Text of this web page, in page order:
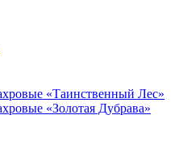
«Таинственный Лес»
«Золотая Дубрава»